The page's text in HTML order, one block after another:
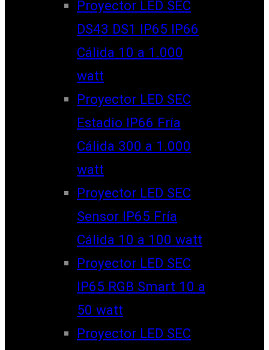
Proyector LED SEC
DS43 DS1 IP65 IP66
Cálida 10 a 1.000
watt
Proyector LED SEC
Estadio IP66 Fría
Cálida 300 a 1.000
watt
Proyector LED SEC
Sensor IP65 Fría
Cálida 10 a 100 watt
Proyector LED SEC
IP65 RGB Smart 10 a
50 watt
Proyector LED SEC